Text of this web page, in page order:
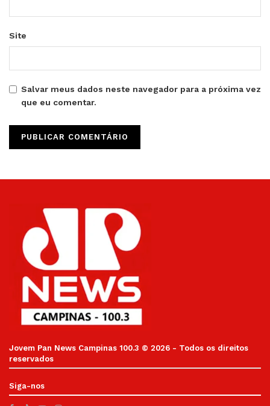
Site
Salvar meus dados neste navegador para a próxima vez
que eu comentar.
Jovem Pan News Campinas 100.3 © 2026 - Todos os direitos
reservados
Siga-nos